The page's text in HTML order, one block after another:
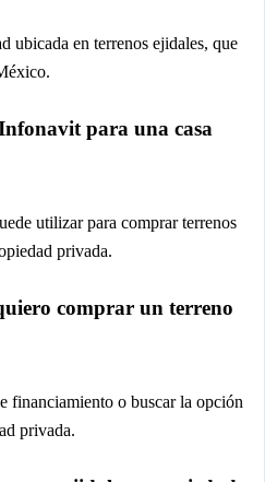
ubicada en terrenos ejidales, que
para una casa
utilizar para comprar terrenos
privada.
comprar un terreno
financiamiento o buscar la opción
privada.